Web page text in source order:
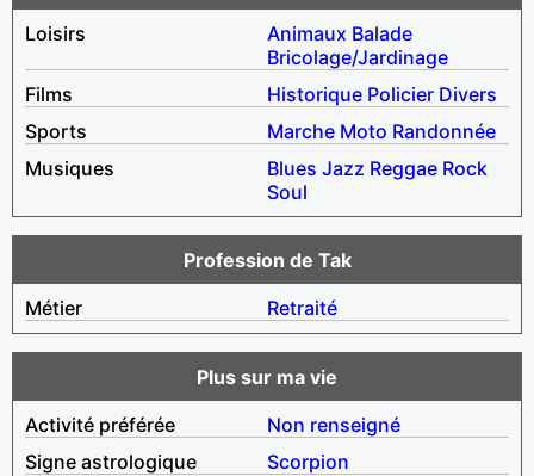
Loisirs
Animaux Balade
Bricolage/Jardinage
Films
Historique Policier Divers
Sports
Marche Moto Randonnée
Musiques
Blues Jazz Reggae Rock
Soul
Profession de Tak
Métier
Retraité
Plus sur ma vie
Activité préférée
Non renseigné
Signe astrologique
Scorpion